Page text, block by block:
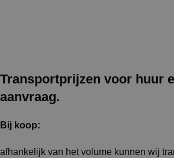
Transportprijzen voor huur
aanvraag.
Bij koop:
afhankelijk van het volume kunnen wij